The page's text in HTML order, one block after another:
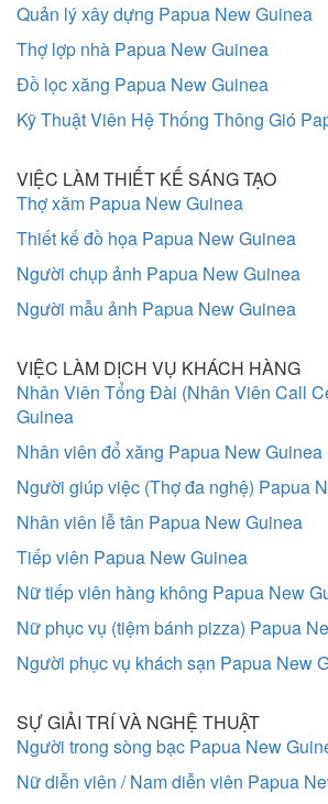
Quản lý xây dựng Papua New Guinea
Thợ lợp nhà Papua New Guinea
Đồ lọc xăng Papua New Guinea
Kỹ Thuật Viên Hệ Thống Thông Gió
VIỆC LÀM THIẾT KẾ SÁNG TẠO
Thợ xăm Papua New Guinea
Thiết kế đồ họa Papua New Guinea
Người chụp ảnh Papua New Guinea
Người mẫu ảnh Papua New Guinea
VIỆC LÀM DỊCH VỤ KHÁCH HÀNG
Nhân Viên Tổng Đài (Nhân Viên Call
Guinea
Nhân viên đổ xăng Papua New Guinea
Người giúp việc (Thợ đa nghệ) Papua
Nhân viên lễ tân Papua New Guinea
Tiếp viên Papua New Guinea
Nữ tiếp viên hàng không Papua New
Nữ phục vụ (tiệm bánh pizza) Papua
Người phục vụ khách sạn Papua New
SỰ GIẢI TRÍ VÀ NGHỆ THUẬT
Người trong sòng bạc Papua New
Nữ diễn viên / Nam diễn viên Papua